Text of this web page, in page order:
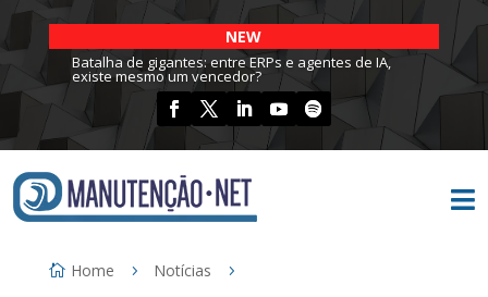
NEW
Batalha de gigantes: entre ERPs e agentes de IA,
existe mesmo um vencedor?

Home
Notícias